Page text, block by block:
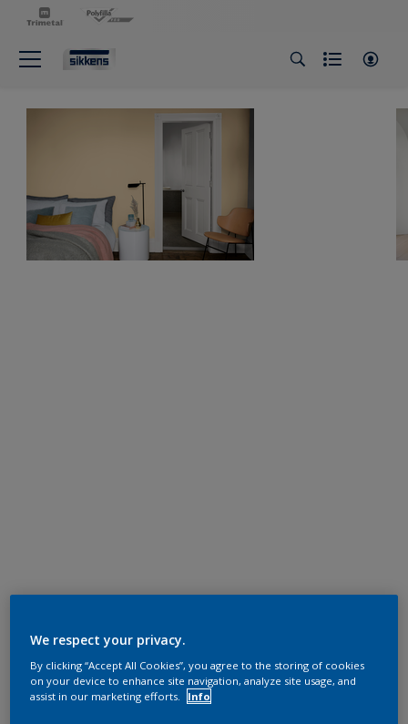
We respect your privacy.
By clicking “Accept All Cookies”, you agree to the storing of cookies
on your device to enhance site navigation, analyze site usage, and
assist in our marketing efforts.
Info